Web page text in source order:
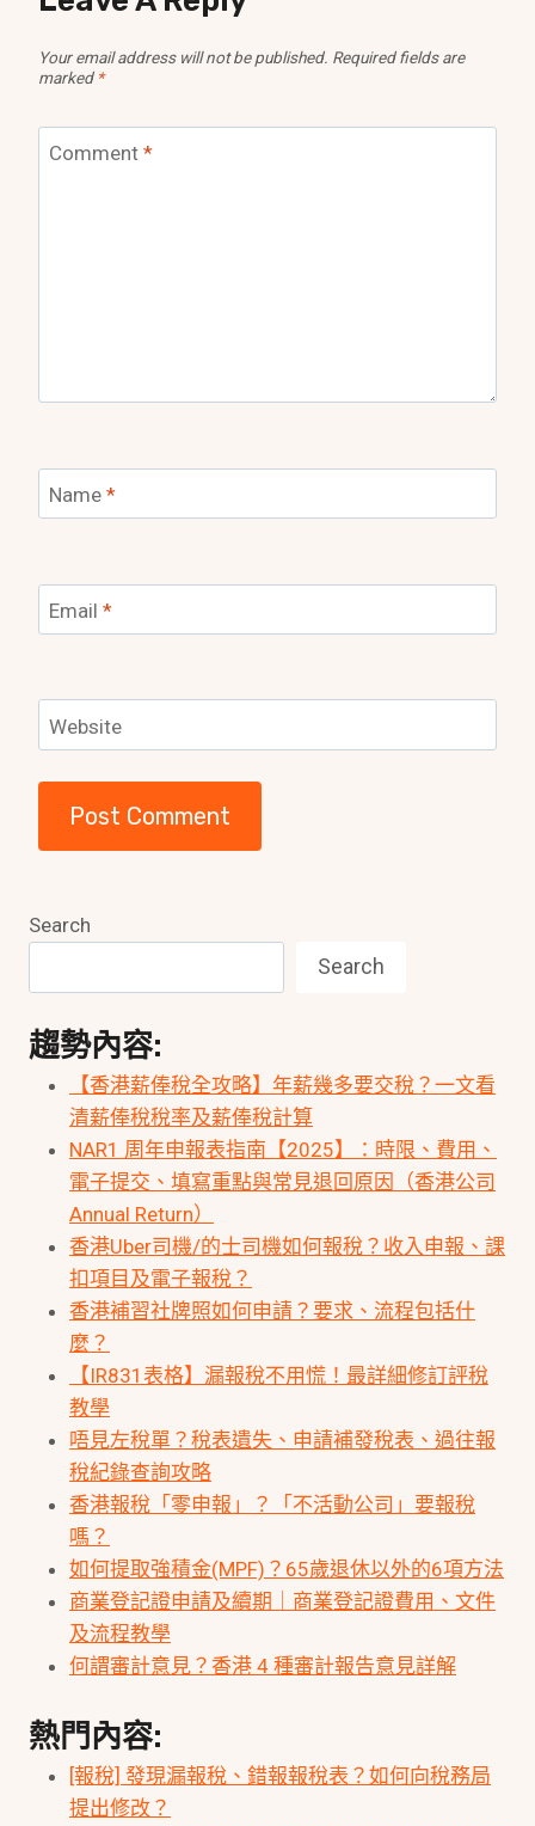
Your email address will not be published. Required fields are
marked *
Comment *
Name *
Email *
Website
Search
Search
趨勢內容:
【香港薪俸稅全攻略】年薪幾多要交稅？一文看
清薪俸稅稅率及薪俸稅計算
NAR1 周年申報表指南【2025】：時限、費用、
電子提交、填寫重點與常見退回原因（香港公司
Annual Return）
香港Uber司機/的士司機如何報稅？收入申報、課
扣項目及電子報稅？
香港補習社牌照如何申請？要求、流程包括什
麼？
【IR831表格】漏報稅不用慌！最詳細修訂評稅
教學
唔見左稅單？稅表遺失、申請補發稅表、過往報
稅紀錄查詢攻略
香港報稅「零申報」？「不活動公司」要報稅
嗎？
如何提取強積金(MPF)？65歲退休以外的6項方法
商業登記證申請及續期｜商業登記證費用、文件
及流程教學
何謂審計意見？香港 4 種審計報告意見詳解
熱門內容:
[報稅] 發現漏報稅、錯報報稅表？如何向稅務局
提出修改？